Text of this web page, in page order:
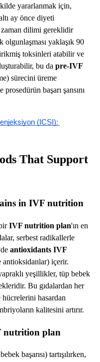
yararlanmak için,
ay önce diyeti
zaman dilimi gereklidir
yaklaşık 90
toksinleri atabilir ve
bu da pre-IVF
sürecini üreme
başarı şansını
(ICSI):
That Support
in IVF nutrition
IVF nutrition plan'ın en
serbest radikallerle
antioxidants IVF
antioksidanlar) içerir.
yeşillikler, tüp bebek
Bu gıdalardan her
hasardan
kalitesini artırır.
nutrition plan
başarısı) tartışılırken,